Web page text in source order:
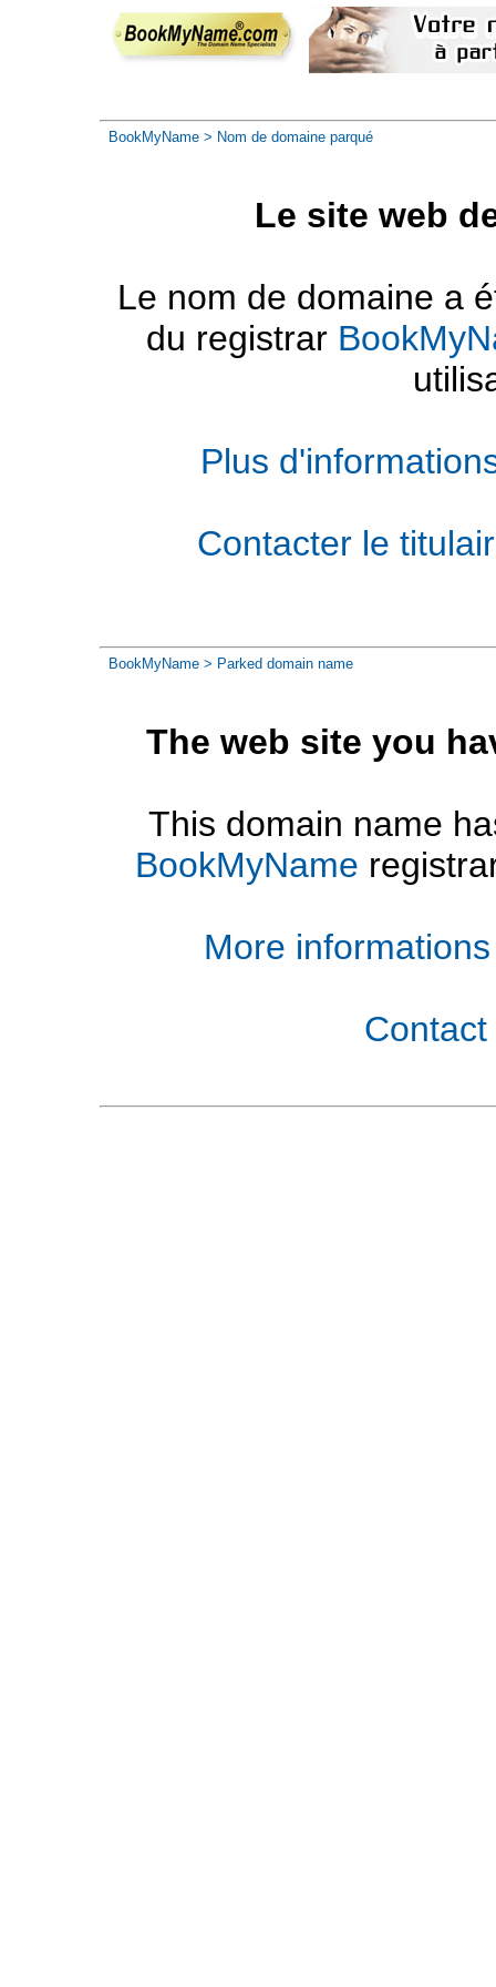
BookMyName > Nom de domaine parqué
Le site web
Le nom de domaine a
du registrar
Plus
Contacter le
BookMyName > Parked domain name
The web site you
This domain name
BookMyName
More